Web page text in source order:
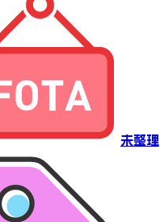
未整理